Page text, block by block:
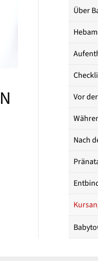
Über
Vor
Nach